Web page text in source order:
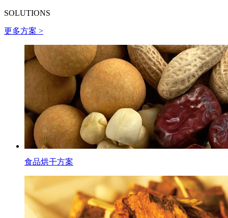
SOLUTIONS
更多方案 >
食品烘干方案